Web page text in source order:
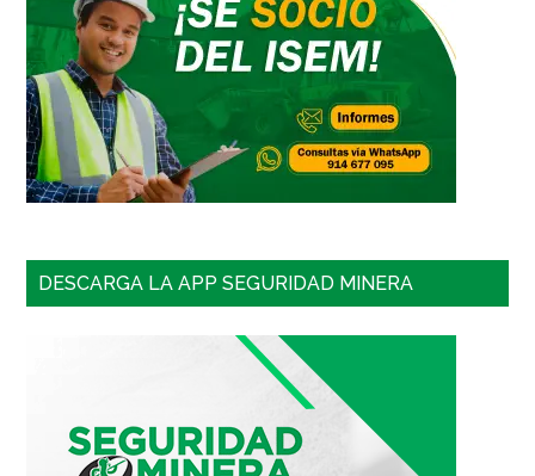
DESCARGA LA APP SEGURIDAD MINERA